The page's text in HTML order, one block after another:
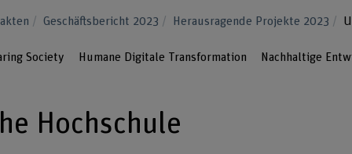
Geschäftsbericht 2023 Herausragende Projekte 2023
Society Humane Digitale Transformation Nachhaltige
Hochschule